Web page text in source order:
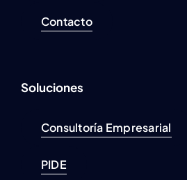
Contacto
Soluciones
Consultoría Empresarial
PIDE